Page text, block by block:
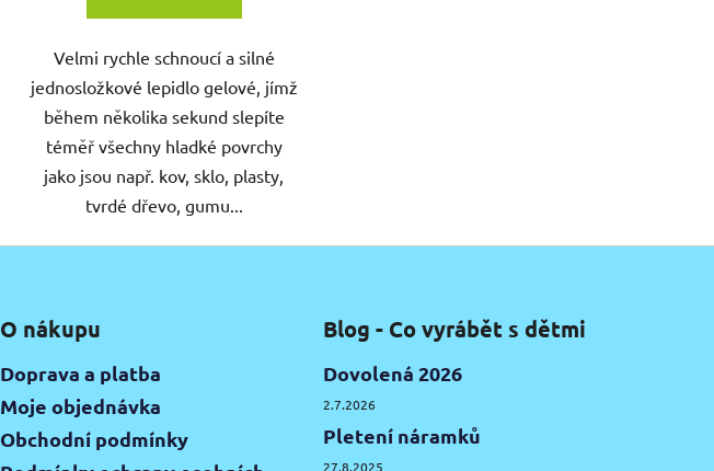
Velmi rychle schnoucí a silné
jednosložkové lepidlo gelové, jímž
během několika sekund slepíte
téměř všechny hladké povrchy
jako jsou např. kov, sklo, plasty,
tvrdé dřevo, gumu...
O nákupu
Doprava a platba
Moje objednávka
Obchodní podmínky
Blog - Co vyrábět s dětmi
Dovolená 2026
2.7.2026
Pletení náramků
27.8.2025